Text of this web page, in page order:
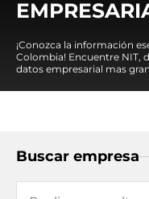
¡Conozca la información
Colombia! Encuentre NIT,
datos empresarial mas
Buscar empresa